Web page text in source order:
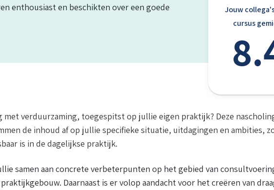
enthousiast en beschikten over een goede
Jouw
cursus
met verduurzaming, toegespitst op jullie eigen praktijk? Deze
de inhoud af op jullie specifieke situatie, uitdagingen en ambities,
is in de dagelijkse praktijk.
samen aan concrete verbeterpunten op het gebied van
Daarnaast is er volop aandacht voor het creëren van